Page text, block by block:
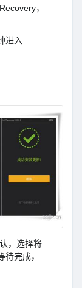
，
进入
，选择将
完成，